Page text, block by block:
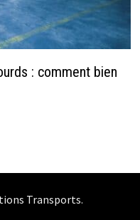
: comment bien
Transports.